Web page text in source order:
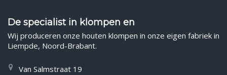
De specialist in klompen en
Wij produceren onze houten klompen in onze eigen fabriek in
Liempde, Noord-Brabant.
Van Salmstraat 19